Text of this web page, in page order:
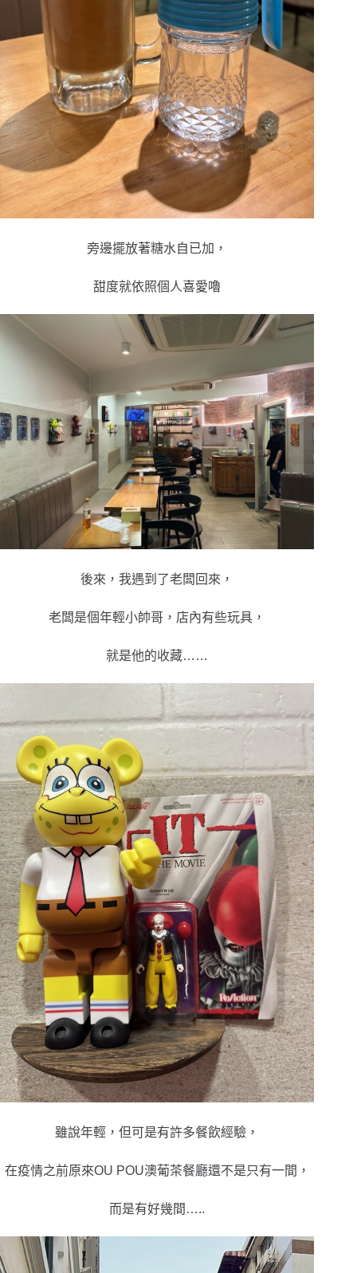
旁邊擺放著糖水自已加，
甜度就依照個人喜愛嚕
後來，我遇到了老闆回來，
老闆是個年輕小帥哥，店內有些玩具，
就是他的收藏……
雖說年輕，但可是有許多餐飲經驗，
在疫情之前原來OU POU澳葡茶餐廳還不是只有一間，
而是有好幾間…..